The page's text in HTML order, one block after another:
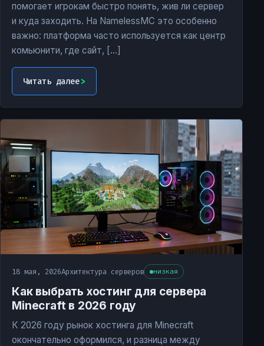
помогает игрокам быстро понять, жив ли сервер
и куда заходить. На NamelessMC это особенно
важно: платформа часто используется как центр
комьюнити, где сайт, […]
Читать далее
18 мая, 2026Архитектура серверов низкая
Как выбрать хостинг для сервера
Minecraft в 2026 году
К 2026 году рынок хостинга для Minecraft
окончательно оформился, и разница между